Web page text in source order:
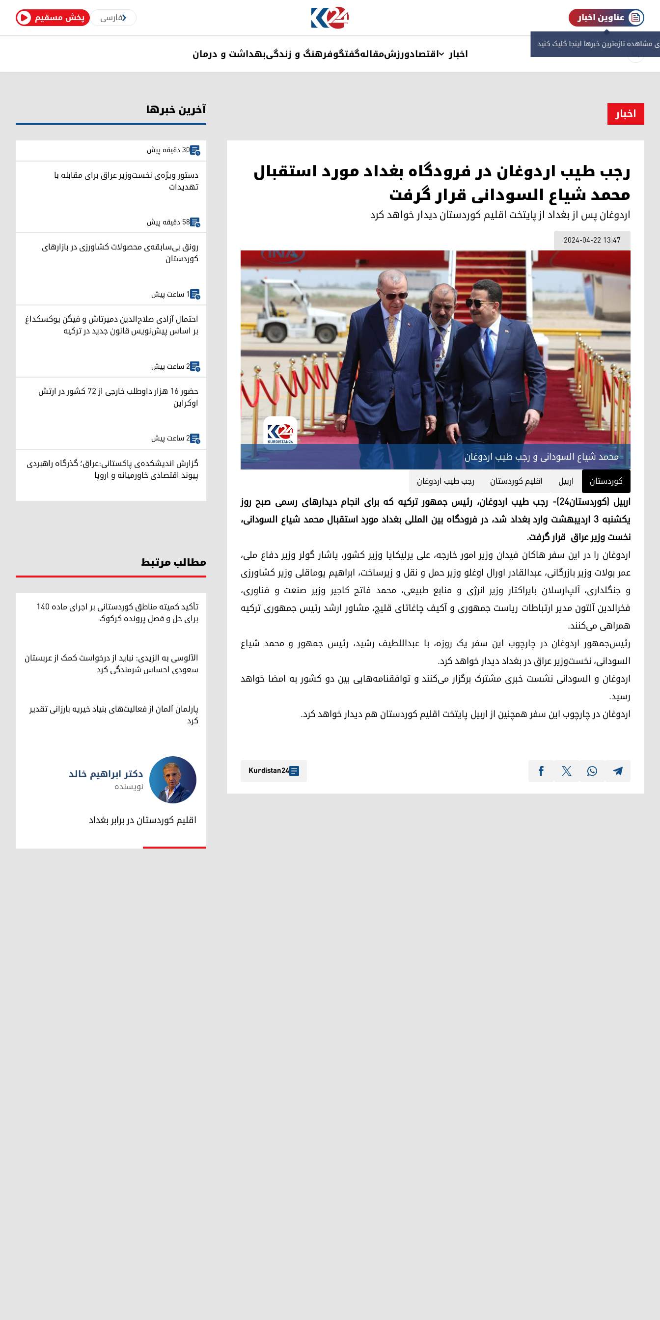
پخش مسقیم فارسی عناوین اخبار
مشاهده‌ تازه‌ترین خبرها اینجا کلیک کنید
اخبار اقتصادورزشمقالهگفتگوفرهنگ و زندگیبهداشت و درمان
اخبار
رجب طیب اردوغان در فرودگاه بغداد مورد استقبال
محمد شیاع السودانی قرار گرفت
اردوغان پس از بغداد از پایتخت اقلیم کوردستان دیدار خواهد کرد
2024-04-22 13:47
محمد شیاع السودانی و رجب طیب اردوغان
کوردستان اربیل اقلیم کوردستان رجب طیب اردوغان
اربیل (کوردستان۲۴)- رجب طیب اردوغان، رئیس جمهور ترکیه که برای انجام دیدارهای رسمی صبح روز
یکشنبه ٣ اردیبهشت وارد بغداد شد، در فرودگاه بین المللی بغداد مورد استقبال محمد شیاع السودانی،
نخست وزیر عراق قرار گرفت.
اردوغان را در این سفر هاکان فیدان وزیر امور خارجه، علی یرلیکایا وزیر کشور، یاشار گولر وزیر دفاع ملی،
عمر بولات وزیر بازرگانی، عبدالقادر اورال اوغلو وزیر حمل و نقل و زیرساخت، ابراهیم یوماقلی وزیر کشاورزی
و جنگلداری، آلپ‌ارسلان بایراکتار وزیر انرژی و منابع طبیعی، محمد فاتح کاجیر وزیر صنعت و فناوری،
فخرالدین آلتون مدیر ارتباطات ریاست جمهوری و آکیف چاغاتای قلیچ، مشاور ارشد رئیس جمهوری ترکیه
همراهی می‌کنند.
رئیس‌جمهور اردوغان در چارچوب این سفر یک روزه، با عبداللطیف رشید، رئیس جمهور و محمد شیاع
السودانی، نخست‌وزیر عراق در بغداد دیدار خواهد کرد.
اردوغان و السودانی نشست خبری مشترک برگزار می‌کنند و توافقنامه‌هایی بین دو کشور به امضا خواهد
رسید.
اردوغان در چارچوب این سفر همچنین از اربیل پایتخت اقلیم کوردستان هم دیدار خواهد کرد.
Kurdistan24
آخرین خبرها
30 دقیقه پیش
دستور ویژه‌ی نخست‌وزیر عراق برای مقابله با
تهدیدات
58 دقیقه پیش
رونق بی‌سابقه‌ی محصولات کشاورزی در بازارهای
کوردستان
1 ساعت پیش
احتمال آزادی صلاح‌الدین دمیرتاش و فیگن یوکسکداغ
بر اساس پیش‌نویس قانون جدید در ترکیه
2 ساعت پیش
حضور ۱۶ هزار داوطلب خارجی از ۷۲ کشور در ارتش
اوکراین
2 ساعت پیش
گزارش اندیشکده‌ی پاکستانی:عراق؛ گذرگاه راهبردی
پیوند اقتصادی خاورمیانه و اروپا
مطالب مرتبط
تأکید کمیته مناطق کوردستانی بر اجرای ماده ۱۴۰
برای حل و فصل پرونده کرکوک
الآلوسی به الزیدی: نباید از درخواست کمک از عربستان
سعودی احساس شرمندگی کرد
پارلمان آلمان از فعالیت‌های بنیاد خیریه بارزانی تقدیر
کرد
دکتر ابراهیم خالد
دکتر ابراهیم خالد
نویسنده
اقلیم کوردستان در برابر بغداد